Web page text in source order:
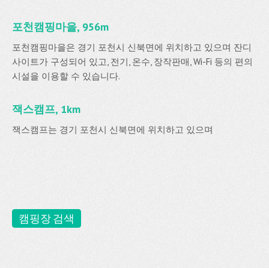
포천캠핑마을, 956m
포천캠핑마을은 경기 포천시 신북면에 위치하고 있으며 잔디
사이트가 구성되어 있고, 전기, 온수, 장작판매, Wi-Fi 등의 편의
시설을 이용할 수 있습니다.
잭스캠프, 1km
잭스캠프는 경기 포천시 신북면에 위치하고 있으며
캠핑장 검색